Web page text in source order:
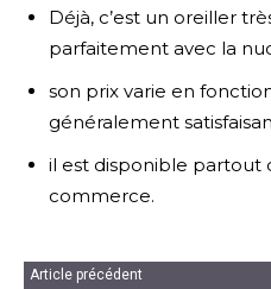
Déjà, c’est un oreiller
parfaitement avec la
son prix varie en
généralement
il est disponible partout
commerce.
Article précédent